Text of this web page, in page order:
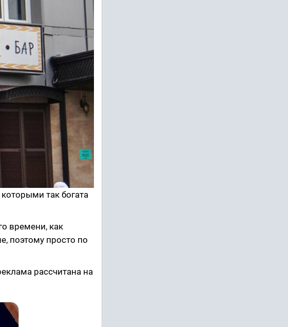
так богата
времени, как
поэтому просто по
рассчитана на